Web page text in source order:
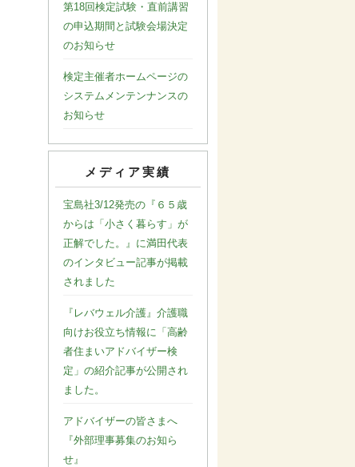
第18回検定試験・直前講習
の申込期間と試験会場決定
のお知らせ
検定主催者ホームページの
システムメンテンナンスの
お知らせ
メディア実績
宝島社3/12発売の『６５歳
からは「小さく暮らす」が
正解でした。』に満田代表
のインタビュー記事が掲載
されました
『レバウェル介護』介護職
向けお役立ち情報に「高齢
者住まいアドバイザー検
定」の紹介記事が公開され
ました。
アドバイザーの皆さまへ
『外部理事募集のお知ら
せ』